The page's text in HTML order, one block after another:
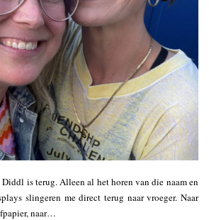
is terug. Alleen al het horen van die naam en
slingeren me direct terug naar vroeger. Naar
naar…